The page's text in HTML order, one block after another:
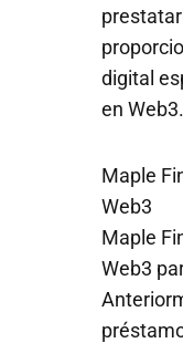
digital
en Web3.
Maple
Web3
Maple
Web3